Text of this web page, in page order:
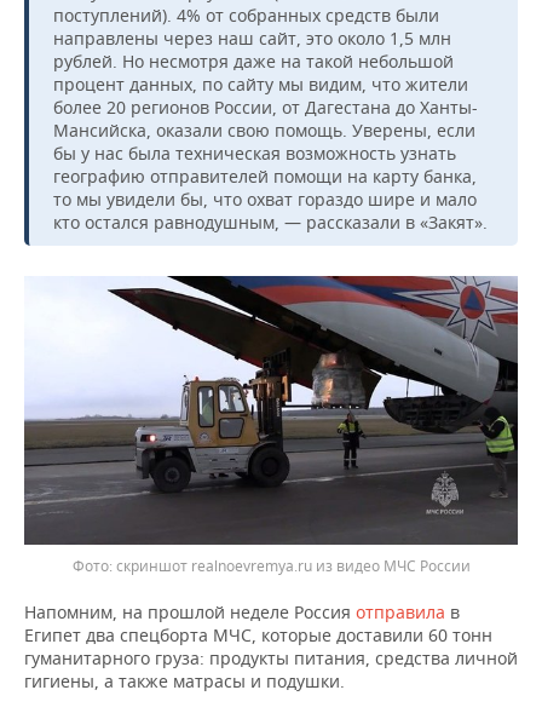
поступлений). 4% от собранных средств были
направлены через наш сайт, это около 1,5 млн
рублей. Но несмотря даже на такой небольшой
процент данных, по сайту мы видим, что жители
более 20 регионов России, от Дагестана до Ханты-
Мансийска, оказали свою помощь. Уверены, если
бы у нас была техническая возможность узнать
географию отправителей помощи на карту банка,
то мы увидели бы, что охват гораздо шире и мало
кто остался равнодушным, — рассказали в «Закят».
скриншот realnoevremya.ru из видео МЧС России
Напомним, на прошлой неделе Россия отправила в
Египет два спецборта МЧС, которые доставили 60 тонн
гуманитарного груза: продукты питания, средства личной
гигиены, а также матрасы и подушки.